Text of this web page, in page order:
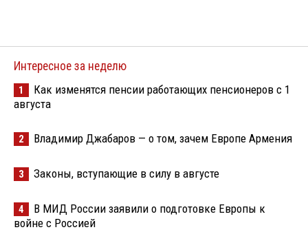
Интересное за неделю
1
Как изменятся пенсии работающих пенсионеров с 1
августа
2 Владимир Джабаров — о том, зачем Европе Армения
3 Законы, вступающие в силу в августе
4
В МИД России заявили о подготовке Европы к
войне с Россией